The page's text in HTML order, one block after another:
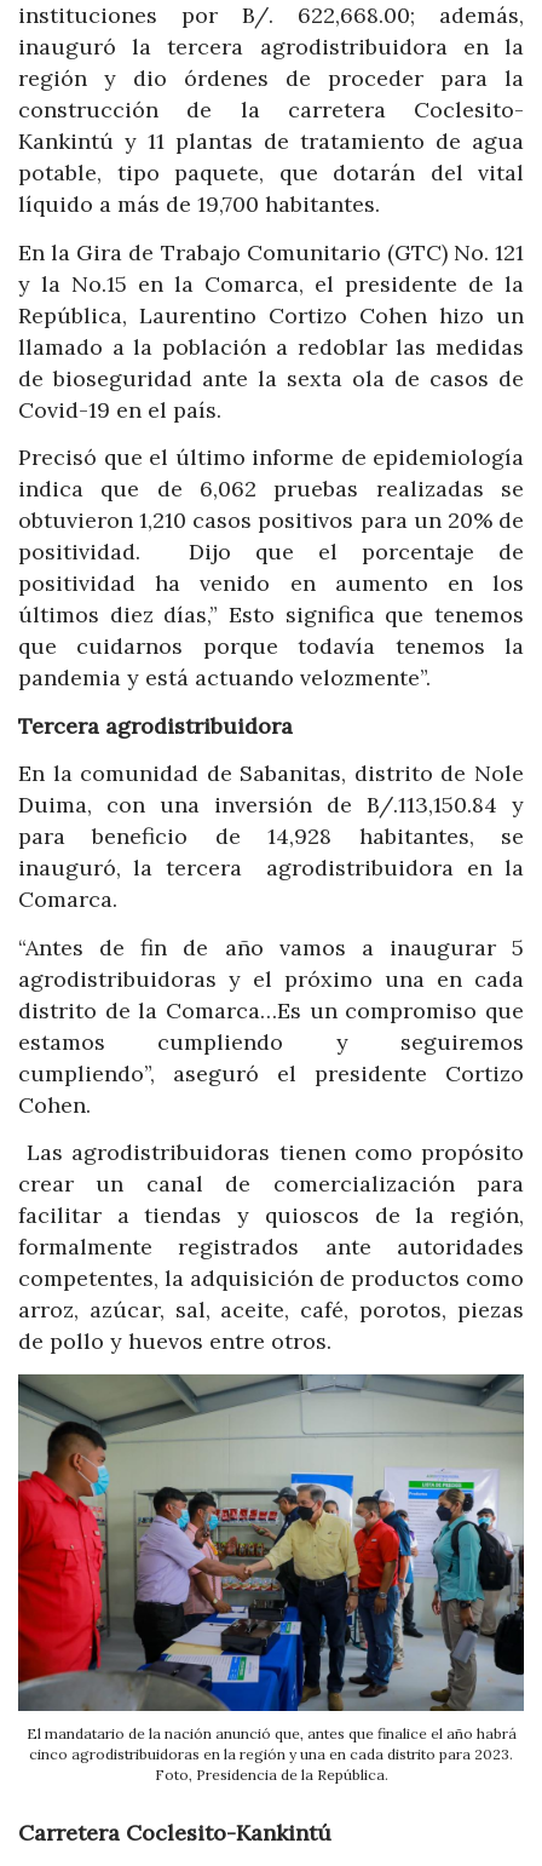
instituciones por B/. 622,668.00; además,
inauguró la tercera agrodistribuidora en la
región y dio órdenes de proceder para la
construcción de la carretera Coclesito-
Kankintú y 11 plantas de tratamiento de agua
potable, tipo paquete, que dotarán del vital
líquido a más de 19,700 habitantes.
En la Gira de Trabajo Comunitario (GTC) No. 121
y la No.15 en la Comarca, el presidente de la
República, Laurentino Cortizo Cohen hizo un
llamado a la población a redoblar las medidas
de bioseguridad ante la sexta ola de casos de
Covid-19 en el país.
Precisó que el último informe de epidemiología
indica que de 6,062 pruebas realizadas se
obtuvieron 1,210 casos positivos para un 20% de
positividad. Dijo que el porcentaje de
positividad ha venido en aumento en los
últimos diez días,” Esto significa que tenemos
que cuidarnos porque todavía tenemos la
pandemia y está actuando velozmente”.
Tercera agrodistribuidora
En la comunidad de Sabanitas, distrito de Nole
Duima, con una inversión de B/.113,150.84 y
para beneficio de 14,928 habitantes, se
inauguró, la tercera agrodistribuidora en la
Comarca.
“Antes de fin de año vamos a inaugurar 5
agrodistribuidoras y el próximo una en cada
distrito de la Comarca…Es un compromiso que
estamos cumpliendo y seguiremos
cumpliendo”, aseguró el presidente Cortizo
Cohen.
Las agrodistribuidoras tienen como propósito
crear un canal de comercialización para
facilitar a tiendas y quioscos de la región,
formalmente registrados ante autoridades
competentes, la adquisición de productos como
arroz, azúcar, sal, aceite, café, porotos, piezas
de pollo y huevos entre otros.
El mandatario de la nación anunció que, antes que finalice el año habrá
cinco agrodistribuidoras en la región y una en cada distrito para 2023.
Foto, Presidencia de la República.
Carretera Coclesito-Kankintú